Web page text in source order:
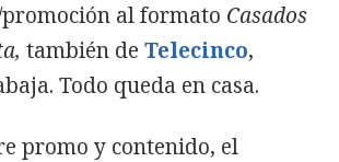
al formato Casados
también de Telecinco,
Todo queda en casa.
promo y contenido, el